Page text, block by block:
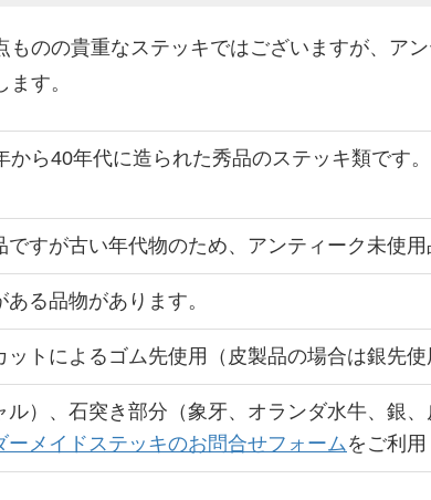
のの貴重なステッキではございますが、ア
す。
ら40年代に造られた秀品のステッキ類です
すが古い年代物のため、アンティーク未使
る品物があります。
トによるゴム先使用（皮製品の場合は銀先
）、石突き部分（象牙、オランダ水牛、銀
ーメイドステッキのお問合せフォームをご利